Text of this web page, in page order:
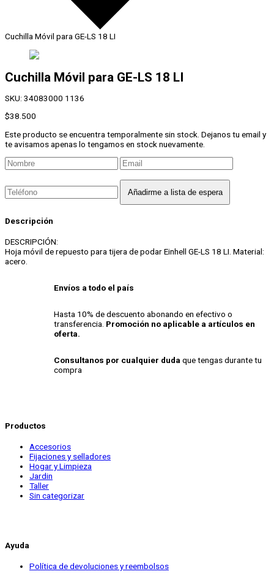
Cuchilla Móvil para GE-LS 18 LI
Cuchilla Móvil para GE-LS 18 LI
SKU: 34083000 1136
$38.500
Este producto se encuentra temporalmente sin stock. Dejanos tu email y
te avisamos apenas lo tengamos en stock nuevamente.
Descripción
DESCRIPCIÓN:
Hoja móvil de repuesto para tijera de podar Einhell GE-LS 18 LI. Material:
acero.
Envíos a todo el país
Hasta 10% de descuento abonando en efectivo o
transferencia. Promoción no aplicable a artículos en
oferta.
Consultanos por cualquier duda que tengas durante tu
compra
Productos
Accesorios
Fijaciones y selladores
Hogar y Limpieza
Jardin
Taller
Sin categorizar
Ayuda
Política de devoluciones y reembolsos